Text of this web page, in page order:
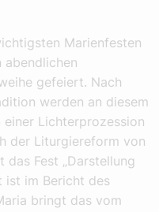
Marienfesten
gefeiert. Nach
werden an diesem
einer Lichterprozession
der Liturgiereform von
Fest „Darstellung
ist im Bericht des
bringt das vom